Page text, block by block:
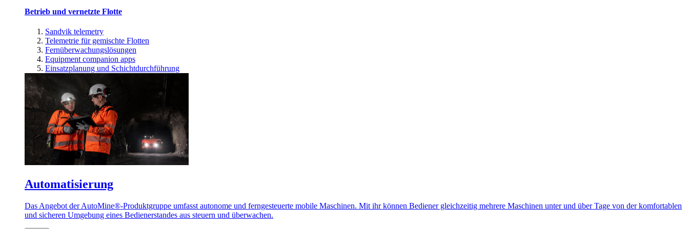
Betrieb und vernetzte Flotte
Sandvik telemetry
Telemetrie für gemischte Flotten
Fernüberwachungslösungen
Equipment companion apps
Einsatzplanung und Schichtdurchführung
Automatisierung
Das Angebot der AutoMine®-Produktgruppe umfasst autonome und ferngesteuerte mobile Maschinen. Mit ihr können Bediener gleichzeitig mehrere Maschinen unter und über Tage von der komfortablen
und sicheren Umgebung eines Bedienerstandes aus steuern und überwachen.